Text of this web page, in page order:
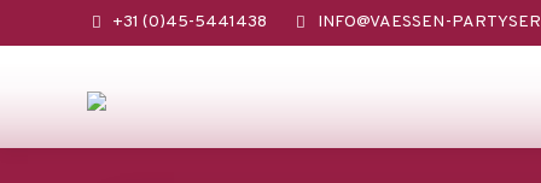
+31 (0)45-5441438 INFO@VAESSEN-